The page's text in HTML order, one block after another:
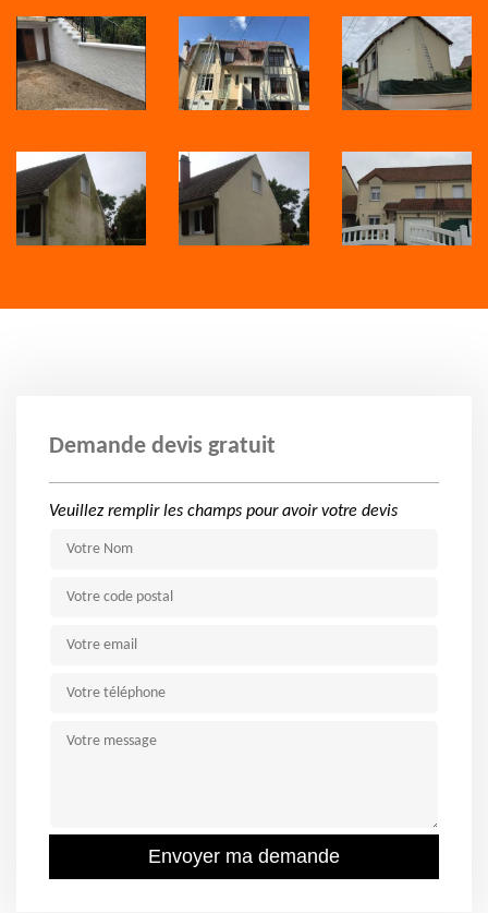
Demande devis gratuit
Veuillez remplir les champs pour avoir votre devis